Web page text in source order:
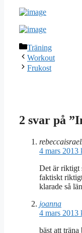
Kategorier
Träning
Workout
Frukost
2 svar på
4 mars 2013
Det är riktigt
faktiskt
klarade så
joanna
4 mars 2013
bäst att träna